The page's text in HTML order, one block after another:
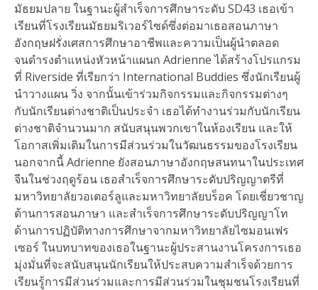
มัธยมปลาย ในฐานะผู้สําเร็จการศึกษาระดับ SD43 เธอเข้า
เรียนที่โรงเรียนมัธยมริเวอร์ไซด์ซึ่งต่อมาเธอสอนภาษา
อังกฤษฝรั่งเศสการศึกษาอาชีพและความเป็นผู้นําตลอด
จนดํารงตําแหน่งหัวหน้าแผนก Adrienne ได้สร้างโปรแกรม
ที่ Riverside ที่เรียกว่า International Buddies ซึ่งนักเรียนผู้
นําวางแผน วิ่ง จากนั้นเข้าร่วมกิจกรรมและกิจกรรมต่างๆ
กับนักเรียนต่างชาติเป็นประจํา เธอได้ทํางานร่วมกับนักเรียน
ต่างชาติจํานวนมาก สนับสนุนพวกเขาในห้องเรียน และให้
โอกาสเพิ่มเติมในการมีส่วนร่วมในวัฒนธรรมของโรงเรียน
นอกจากนี้ Adrienne ยังสอนภาษาอังกฤษสนทนาในประเทศ
จีนในช่วงฤดูร้อน เธอสําเร็จการศึกษาระดับปริญญาตรีที่
มหาวิทยาลัยวอเตอร์ลูและมหาวิทยาลัยบร็อค โดยเชี่ยวชาญ
ด้านการสอนภาษา และสําเร็จการศึกษาระดับปริญญาโท
ด้านการปฏิบัติทางการศึกษาจากมหาวิทยาลัยไซมอนเฟร
เซอร์ ในบทบาทของเธอในฐานะผู้ประสานงานโครงการเธอ
มุ่งมั่นที่จะสนับสนุนนักเรียนให้ประสบความสําเร็จด้วยการ
เรียนรู้การมีส่วนร่วมและการมีส่วนร่วมในชุมชนโรงเรียนที่